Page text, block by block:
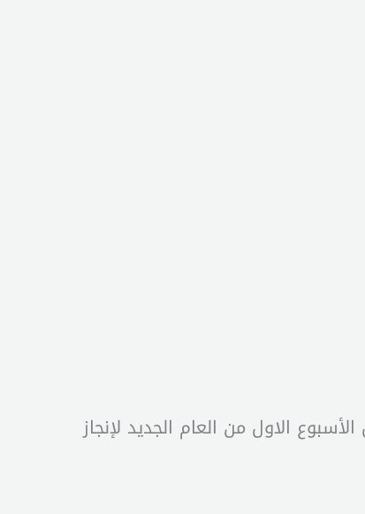
الاول من العام الجديد لإنجاز